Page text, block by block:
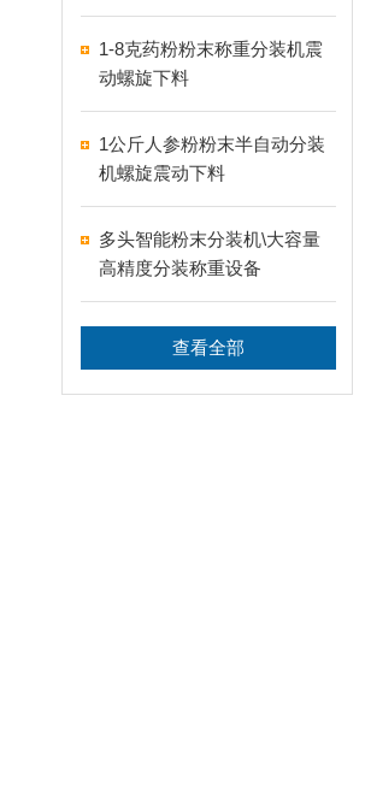
1-8克药粉粉末称重分装机震
动螺旋下料
1公斤人参粉粉末半自动分装
机螺旋震动下料
多头智能粉末分装机\大容量
高精度分装称重设备
查看全部